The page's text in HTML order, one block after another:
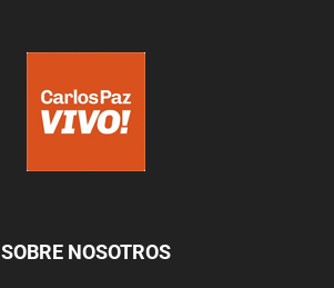
SOBRE NOSOTROS